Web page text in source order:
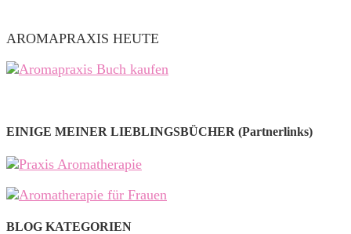
AROMAPRAXIS HEUTE
EINIGE MEINER LIEBLINGSBÜCHER (Partnerlinks)
BLOG KATEGORIEN